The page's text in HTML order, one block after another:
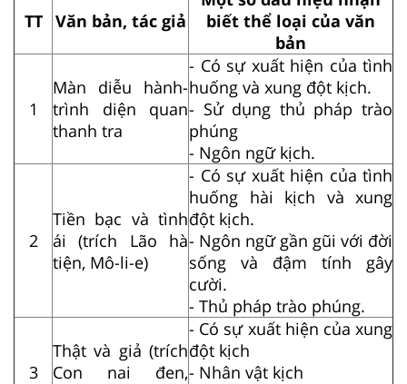
TT Văn bản, tác giả
biết thể loại của văn
bản
1
Màn diễu hành-
trình diện quan
thanh tra
- Có sự xuất hiện của tình
huống và xung đột kịch.
- Sử dụng thủ pháp trào
phúng
- Ngôn ngữ kịch.
2
Tiền bạc và tình
ái (trích Lão hà
tiện, Mô-li-e)
- Có sự xuất hiện của tình
huống hài kịch và xung
đột kịch.
- Ngôn ngữ gần gũi với đời
sống và đậm tính gây
cười.
- Thủ pháp trào phúng.
3
Thật và giả (trích
Con nai đen,
- Có sự xuất hiện của xung
đột kịch
- Nhân vật kịch